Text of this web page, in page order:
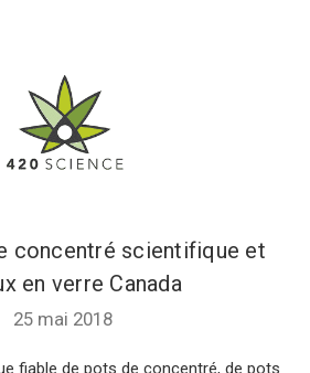
concentré scientifique et
en verre Canada
25 mai 2018
fiable de pots de concentré, de pots